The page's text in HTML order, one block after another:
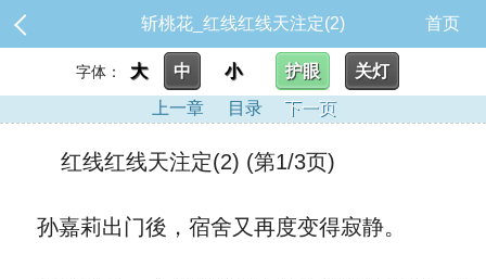
斩桃花_红线红线天注定(2) 首页
字体： 大 中 小 护眼
关灯
上一章
目录 下一页
红线红线天注定(2) (第1/3页)
孙嘉莉出门後，宿舍又再度变得寂静。